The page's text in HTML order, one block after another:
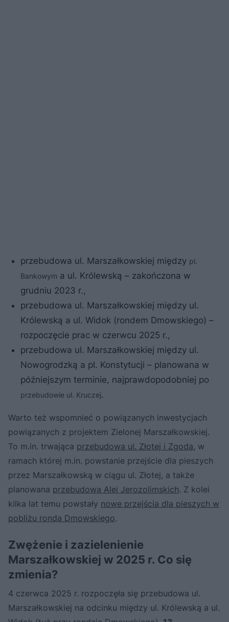
przebudowa ul. Marszałkowskiej między pl.
Bankowym a ul. Królewską – zakończona w
grudniu 2023 r.,
przebudowa ul. Marszałkowskiej między ul.
Królewską a ul. Widok (rondem Dmowskiego) –
rozpoczęcie prac w czerwcu 2025 r.,
przebudowa ul. Marszałkowskiej między ul.
Nowogrodzką a pl. Konstytucji – planowana w
późniejszym terminie, najprawdopodobniej po
przebudowie ul. Kruczej.
Warto też wspomnieć o powiązanych inwestycjach
powiązanych z projektem Zielonej Marszałkowskiej.
To m.in. trwająca przebudowa ul. Złotej i Zgoda, w
ramach której m.in. powstanie przejście dla pieszych
przez Marszałkowską w ciągu ul. Złotej, a także
planowana przebudowa Alej Jerozolimskich. Z kolei
kilka lat temu powstały nowe przejścia dla pieszych w
pobliżu ronda Dmowskiego.
Zwężenie i zazielenienie
Marszałkowskiej w 2025 r. Co się
zmienia?
4 czerwca 2025 r. rozpoczęła się przebudowa ul.
Marszałkowskiej na odcinku między ul. Królewską a ul.